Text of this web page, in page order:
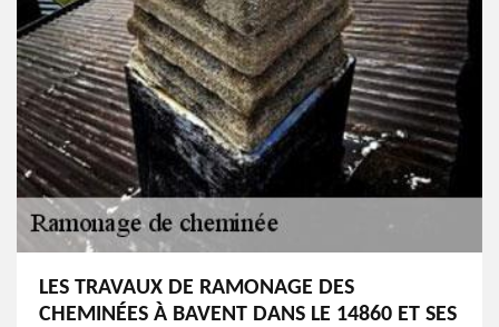
LES TRAVAUX DE RAMONAGE DES
CHEMINÉES À BAVENT DANS LE 14860 ET SES